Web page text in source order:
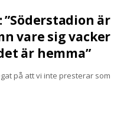
”Söderstadion är
vare sig vacker
är hemma”
på att vi inte presterar som